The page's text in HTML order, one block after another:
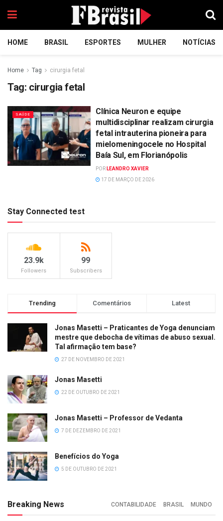
HOME BRASIL ESPORTES MULHER NOTÍCIAS
Home Tag cirurgia fetal
Tag: cirurgia fetal
SAÚDE
Clínica Neuron e equipe
multidisciplinar realizam cirurgia
fetal intrauterina pioneira para
mielomeningocele no Hospital
Baía Sul, em Florianópolis
POR LEANDRO XAVIER
17 DE MARÇO DE 2026
Stay Connected test
23.9k
Followers
99
Subscribers
Trending Comentários Latest
Jonas Masetti – Praticantes de Yoga denunciam
mestre que debocha de vítimas de abuso sexual.
Tal afirmação tem base?
27 DE NOVEMBRO DE 2021
Jonas Masetti
22 DE OUTUBRO DE 2021
Jonas Masetti – Professor de Vedanta
7 DE DEZEMBRO DE 2021
Benefícios do Yoga
5 DE OUTUBRO DE 2021
Breaking News CONTABILIDADE BRASIL MUNDO